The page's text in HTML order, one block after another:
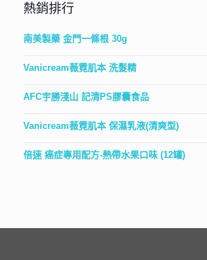
熱銷排行
南美製藥 金門一條根 30g
Vanicream薇霓肌本 洗髮精
AFC宇勝淺山 記清PS膠囊食品
Vanicream薇霓肌本 保濕乳液(清爽型)
倍速 癌症專用配方-熱帶水果口味 (12罐)